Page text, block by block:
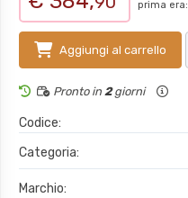
prima era:
Aggiungi al carrello
Pronto in 2giorni
Codice:
Categoria:
Marchio: